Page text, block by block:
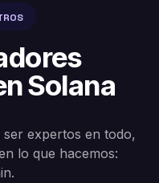
Solana
expertos en todo,
lo que hacemos: